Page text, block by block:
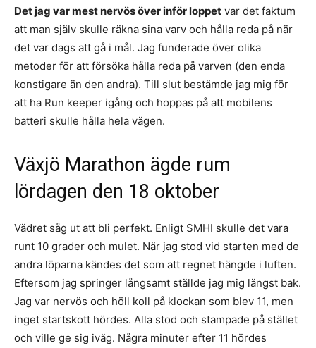
Det jag var mest nervös över inför loppet var det faktum
att man själv skulle räkna sina varv och hålla reda på när
det var dags att gå i mål. Jag funderade över olika
metoder för att försöka hålla reda på varven (den enda
konstigare än den andra). Till slut bestämde jag mig för
att ha Run keeper igång och hoppas på att mobilens
batteri skulle hålla hela vägen.
Växjö Marathon ägde rum
lördagen den 18 oktober
Vädret såg ut att bli perfekt. Enligt SMHI skulle det vara
runt 10 grader och mulet. När jag stod vid starten med de
andra löparna kändes det som att regnet hängde i luften.
Eftersom jag springer långsamt ställde jag mig längst bak.
Jag var nervös och höll koll på klockan som blev 11, men
inget startskott hördes. Alla stod och stampade på stället
och ville ge sig iväg. Några minuter efter 11 hördes